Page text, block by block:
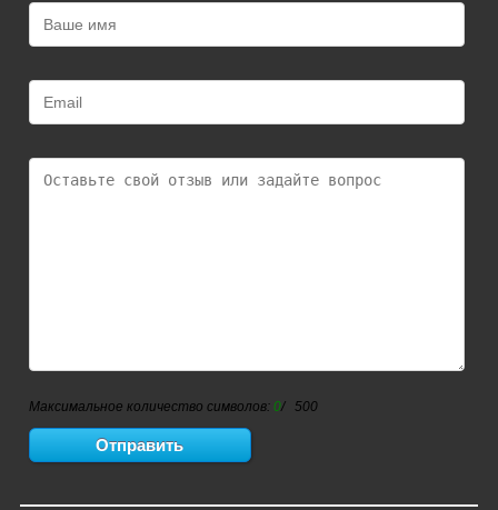
Максимальное количество символов: 0/ 500